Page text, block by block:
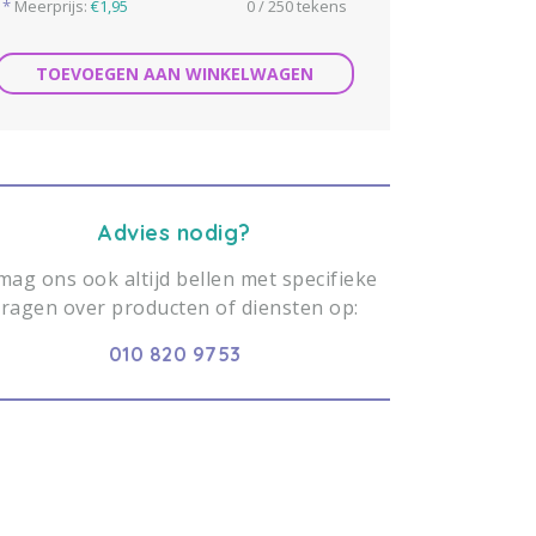
* Meerprijs: €1,95 0 / 250 tekens
TOEVOEGEN AAN WINKELWAGEN
Advies nodig?
ons ook altijd bellen met specifieke
over producten of diensten op:
010 820 9753